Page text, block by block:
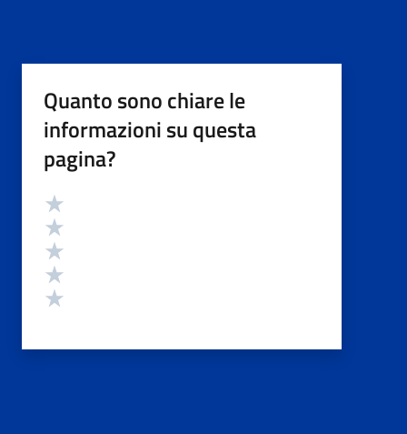
Quanto sono chiare le
informazioni su questa
pagina?
Valutazione